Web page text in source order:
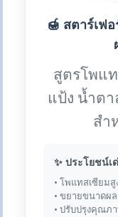
🍯 สตาร์เฟ
สูตรโพแท
แป้ง น้ำต
สำ
✨ ประโยชน์เ
• โพแทสเซียมสู
• ขยายขนาดผ
• ปรับปรุงคุณภ